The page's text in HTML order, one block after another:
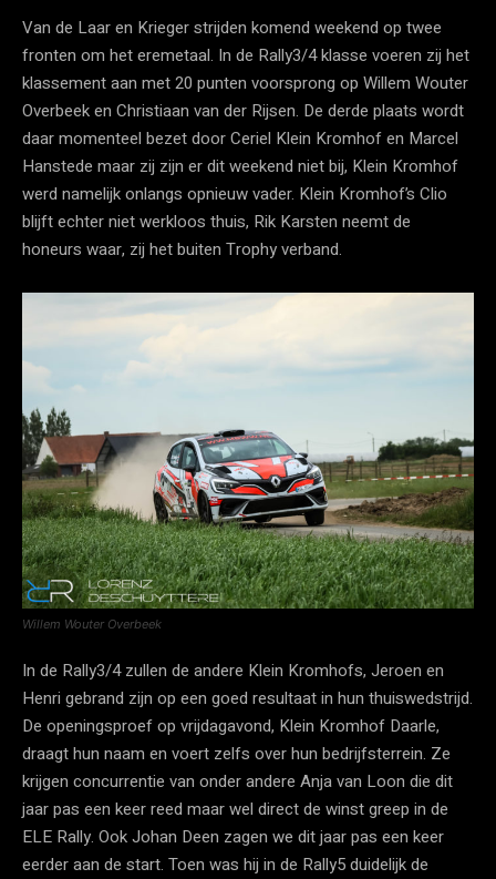
Van de Laar en Krieger strijden komend weekend op twee
fronten om het eremetaal. In de Rally3/4 klasse voeren zij het
klassement aan met 20 punten voorsprong op Willem Wouter
Overbeek en Christiaan van der Rijsen. De derde plaats wordt
daar momenteel bezet door Ceriel Klein Kromhof en Marcel
Hanstede maar zij zijn er dit weekend niet bij, Klein Kromhof
werd namelijk onlangs opnieuw vader. Klein Kromhof’s Clio
blijft echter niet werkloos thuis, Rik Karsten neemt de
honeurs waar, zij het buiten Trophy verband.
Willem Wouter Overbeek
In de Rally3/4 zullen de andere Klein Kromhofs, Jeroen en
Henri gebrand zijn op een goed resultaat in hun thuiswedstrijd.
De openingsproef op vrijdagavond, Klein Kromhof Daarle,
draagt hun naam en voert zelfs over hun bedrijfsterrein. Ze
krijgen concurrentie van onder andere Anja van Loon die dit
jaar pas een keer reed maar wel direct de winst greep in de
ELE Rally. Ook Johan Deen zagen we dit jaar pas een keer
eerder aan de start. Toen was hij in de Rally5 duidelijk de